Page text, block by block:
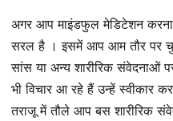
अगर आप माइंडफुल मेडिटेशन करना
सरल है । इसमें आप आम तौर पर
सांस या अन्य शारीरिक
भी विचार आ रहे हैं उन्हें स्वीकार
तराजू में तौले आप बस शारीरिक